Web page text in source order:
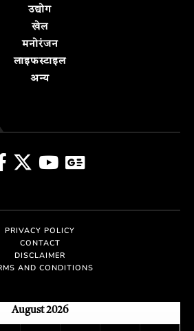
उद्योग
खेल
मनोरंजन
लाइफस्टाइल
अन्य
PRIVACY POLICY
CONTACT
DISCLAIMER
AND CONDITIONS
August 2026